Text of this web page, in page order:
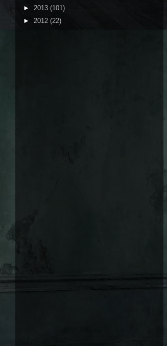
► 2013 (101)
► 2012 (22)